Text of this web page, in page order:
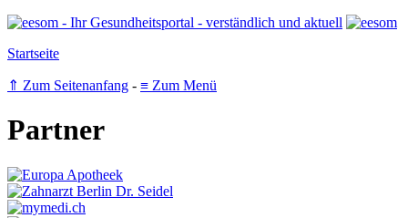
Startseite
⇑ Zum Seitenanfang - ≡ Zum Menü
Partner